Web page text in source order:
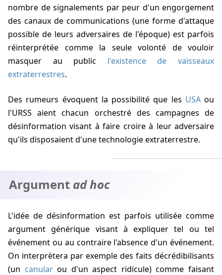
nombre de signalements par peur d'un engorgement
des canaux de communications (une forme d'attaque
possible de leurs adversaires de l'époque) est parfois
réinterprétée comme la seule volonté de vouloir
masquer au public l'existence de vaisseaux
extraterrestres.
Des rumeurs évoquent la possibilité que les USAou
l'URSS aient chacun orchestré des campagnes de
désinformation visant à faire croire à leur adversaire
qu'ils disposaient d'une technologie extraterrestre.
Argument ad hoc
L'idée de désinformation est parfois utilisée comme
argument générique visant à expliquer tel ou tel
événement ou au contraire l'absence d'un événement.
On interprètera par exemple des faits décrédibilisants
(un canularou d'un aspect ridicule) comme faisant